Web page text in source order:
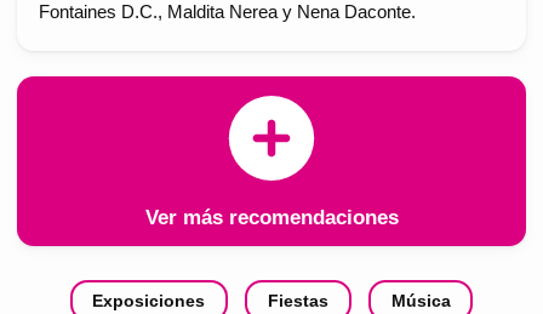
Fontaines D.C., Maldita Nerea y Nena Daconte.
Ver más recomendaciones
Exposiciones Fiestas Música